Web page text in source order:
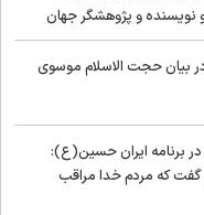
و پژوهشگر جهان
حجت الاسلام موسوی
برنامه ایران حسین(ع):
که مردم خدا مراقب